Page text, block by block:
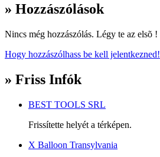
» Hozzászólások
Nincs még hozzászólás. Légy te az elsõ !
Hogy hozzászólhass be kell jelentkezned!
» Friss Infók
BEST TOOLS SRL
Frissítette helyét a térképen.
X Balloon Transylvania